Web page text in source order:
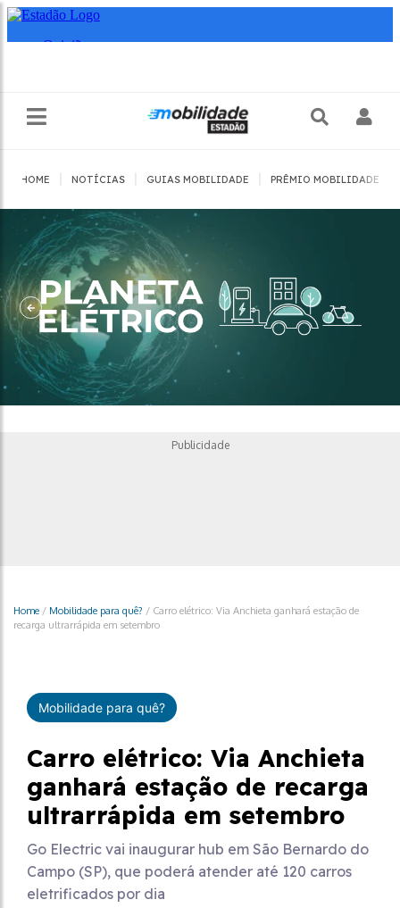
HOME NOTÍCIAS GUIAS MOBILIDADE PRÊMIO MOBILIDADE
Publicidade
Home / Mobilidade para quê? / Carro elétrico: Via Anchieta ganhará estação de
recarga ultrarrápida em setembro
Mobilidade para quê?
Carro elétrico: Via Anchieta
ganhará estação de recarga
ultrarrápida em setembro
Go Electric vai inaugurar hub em São Bernardo do
Campo (SP), que poderá atender até 120 carros
eletrificados por dia